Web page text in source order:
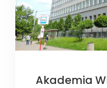
Akademia